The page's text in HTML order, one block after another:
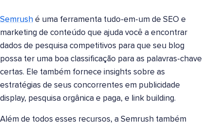
Semrush é uma ferramenta tudo-em-um de SEO e
marketing de conteúdo que ajuda você a encontrar
dados de pesquisa competitivos para que seu blog
possa ter uma boa classificação para as palavras-chave
certas. Ele também fornece insights sobre as
estratégias de seus concorrentes em publicidade
display, pesquisa orgânica e paga, e link building.
Além de todos esses recursos, a Semrush também